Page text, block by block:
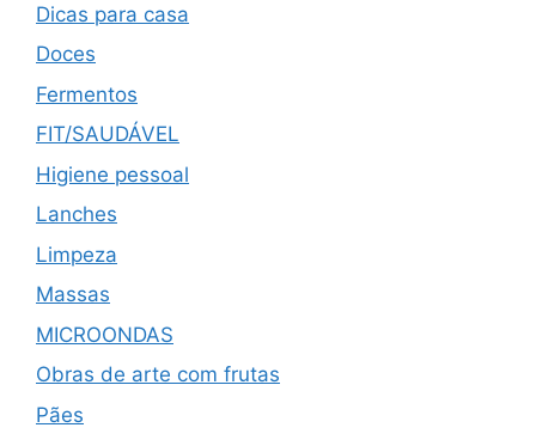
Dicas para casa
Doces
Fermentos
FIT/SAUDÁVEL
Higiene pessoal
Lanches
Limpeza
Massas
MICROONDAS
Obras de arte com frutas
Pães